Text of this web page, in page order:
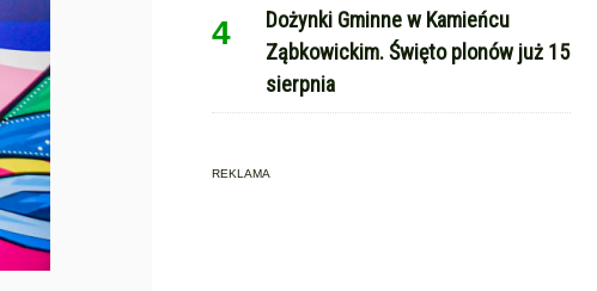
4
Dożynki Gminne w Kamieńcu
Ząbkowickim. Święto plonów już 15
sierpnia
REKLAMA